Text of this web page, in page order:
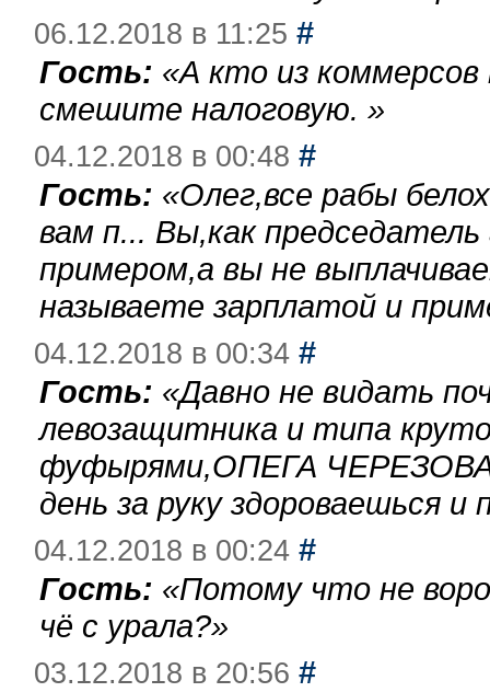
06.12.2018 в 11:25 #
Гость: «А кто из
смешите налоговую. »
04.12.2018 в 00:48 #
Гость: «Олег,все рабы
вам п... Вы,как
примером,а вы не
называете зарплатой и
04.12.2018 в 00:34 #
Гость: «Давно не видать
левозащитника и типа
фуфырями,ОПЕГА
день за руку здороваешься
04.12.2018 в 00:24 #
Гость: «Потому что не
чё с урала?»
03.12.2018 в 20:56 #